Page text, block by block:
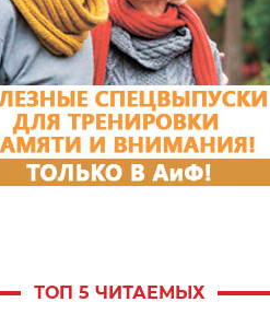
ТОП 5 ЧИТАЕМЫХ